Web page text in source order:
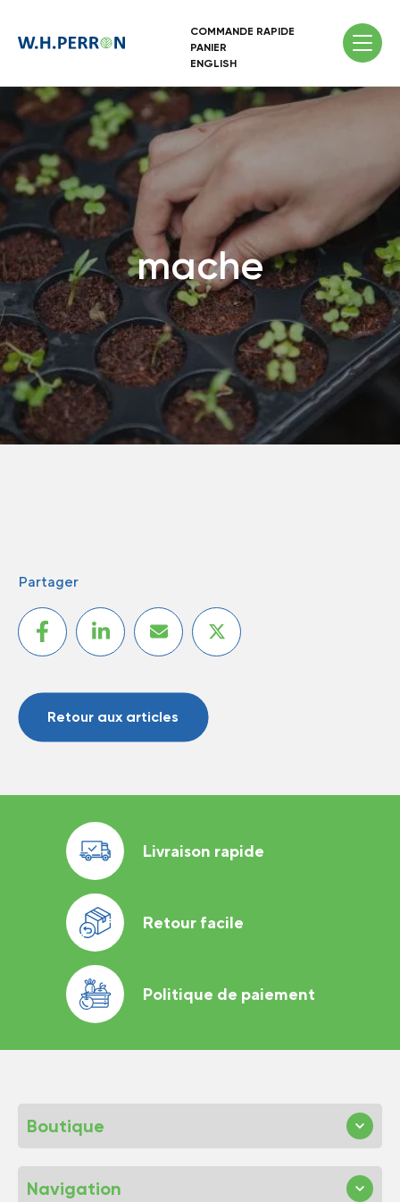
COMMANDE RAPIDE
PANIER
ENGLISH
mache
Partager
Retour aux articles
Livraison rapide
Retour facile
Politique de paiement
Boutique
Navigation